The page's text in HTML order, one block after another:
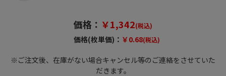
価格： ￥1,342(税込)
価格(枚単価)： ￥0.68(税込)
※ご注文後、在庫がない場合キャンセル等のご連絡をさせていた
だきます。